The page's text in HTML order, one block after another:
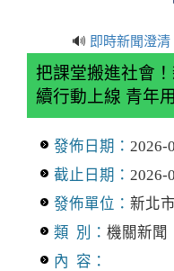
🔊 即時新聞澄清
把課堂搬進社會
續行動上線 青年
發佈日期： 2026-
截止日期： 2026-
發佈單位： 新北
類 別： 機關新聞
內 容：